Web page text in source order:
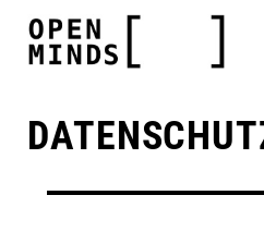
Skip